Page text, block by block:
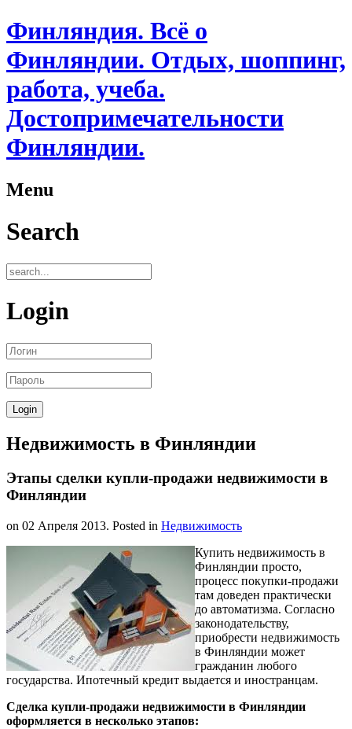
Финляндия. Всё о
Финляндии. Отдых, шоппинг,
работа, учеба.
Достопримечательности
Финляндии.
Menu
Search
Login
Недвижимость в Финляндии
Этапы сделки купли-продажи недвижимости в
Финляндии
on 02 Апреля 2013. Posted in Недвижимость
Купить недвижимость в
Финляндии просто,
процесс покупки-продажи
там доведен практически
до автоматизма. Согласно
законодательству,
приобрести недвижимость
в Финляндии может
гражданин любого
государства. Ипотечный кредит выдается и иностранцам.
Сделка купли-продажи недвижимости в Финляндии
оформляется в несколько этапов: